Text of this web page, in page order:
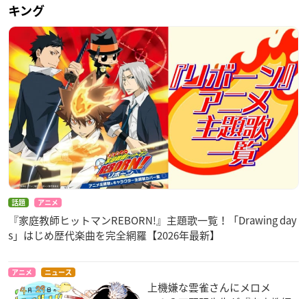
キング
話題 アニメ
『家庭教師ヒットマンREBORN!』主題歌一覧！「Drawing day
s」はじめ歴代楽曲を完全網羅【2026年最新】
アニメ ニュース
上機嫌な雲雀さんにメロメ